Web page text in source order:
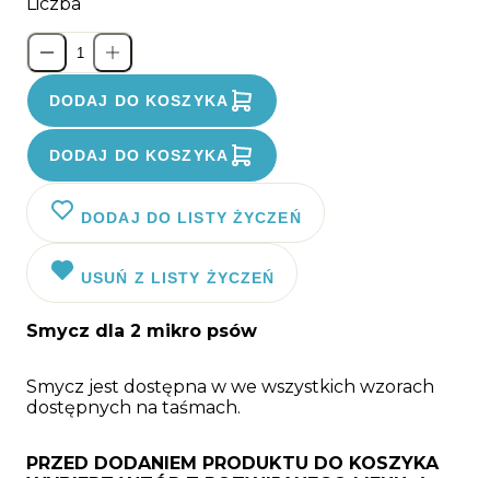
Liczba
DODAJ DO KOSZYKA
DODAJ DO KOSZYKA
DODAJ DO LISTY ŻYCZEŃ
USUŃ Z LISTY ŻYCZEŃ
Smycz dla 2 mikro psów
Smycz jest dostępna w we wszystkich wzorach
dostępnych na taśmach.
PRZED DODANIEM PRODUKTU DO KOSZYKA